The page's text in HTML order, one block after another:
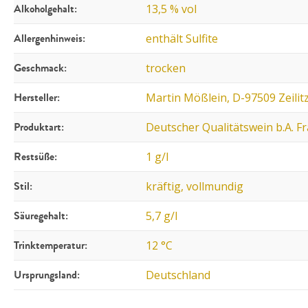
Alkoholgehalt: 13,5 % vol
Allergenhinweis: enthält Sulfite
Geschmack: trocken
Hersteller: Martin Mößlein, D-97509
Produktart: Deutscher Qualitätswein b.A.
Restsüße: 1 g/l
Stil: kräftig, vollmundig
Säuregehalt: 5,7 g/l
Trinktemperatur: 12 °C
Ursprungsland: Deutschland